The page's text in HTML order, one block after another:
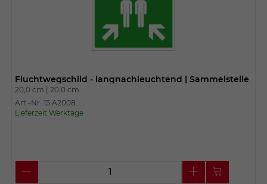
Fluchtwegschild - langnachleuchtend | Sammelstelle
20,0 cm | 20,0 cm
Art.-Nr. 15.A2008
Lieferzeit Werktage